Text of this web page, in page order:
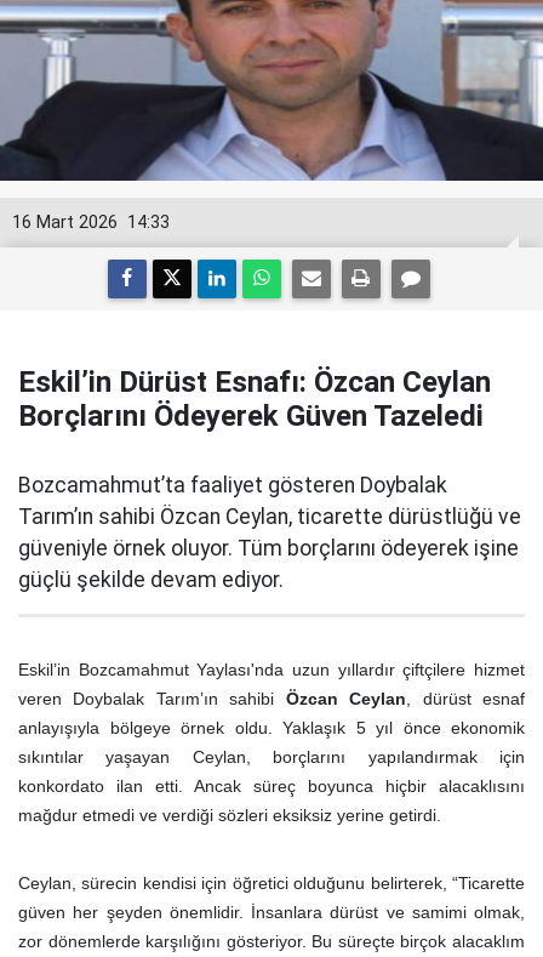
14:33
16 Mart 2026
Eskil’in Dürüst Esnafı: Özcan Ceylan
Borçlarını Ödeyerek Güven Tazeledi
Bozcamahmut’ta faaliyet gösteren Doybalak
Tarım’ın sahibi Özcan Ceylan, ticarette dürüstlüğü ve
güveniyle örnek oluyor. Tüm borçlarını ödeyerek işine
güçlü şekilde devam ediyor.
Eskil’in Bozcamahmut Yaylası'nda uzun yıllardır çiftçilere hizmet
veren Doybalak Tarım’ın sahibi Özcan Ceylan , dürüst esnaf
anlayışıyla bölgeye örnek oldu. Yaklaşık 5 yıl önce ekonomik
sıkıntılar yaşayan Ceylan, borçlarını yapılandırmak için
konkordato ilan etti. Ancak süreç boyunca hiçbir alacaklısını
mağdur etmedi ve verdiği sözleri eksiksiz yerine getirdi.
Ceylan, sürecin kendisi için öğretici olduğunu belirterek, “Ticarette
güven her şeyden önemlidir. İnsanlara dürüst ve samimi olmak,
zor dönemlerde karşılığını gösteriyor. Bu süreçte birçok alacaklım